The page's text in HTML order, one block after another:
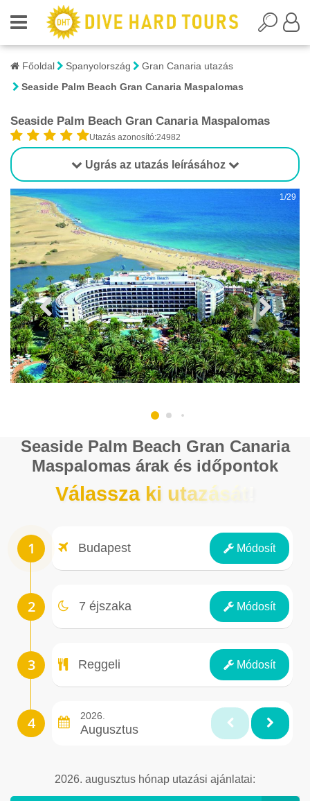
Főoldal Spanyolország
Gran Canaria utazás
Seaside Palm Beach Gran Canaria Maspalomas
Seaside Palm Beach Gran Canaria Maspalomas
Utazás azonosító:24982
Ugrás az utazás leírásához
1/29
Seaside Palm Beach Gran Canaria
Maspalomas árak és időpontok
Válassza ki utazását!
Budapest Módosít
Repülőtér
7 éjszaka Módosít
Éjszakák
Reggeli Módosít
Ellátás
2026.
Augusztus
2026. augusztus hónap utazási ajánlatai: